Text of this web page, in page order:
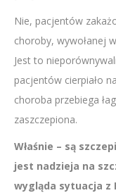
Nie, pacjentów
choroby, wywołanej
Jest to
pacjentów cierpiało
choroba przebiega
zaszczepiona.
Właśnie – są
jest nadzieja na
wygląda sytuacja z